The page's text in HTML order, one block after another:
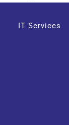
IT Services